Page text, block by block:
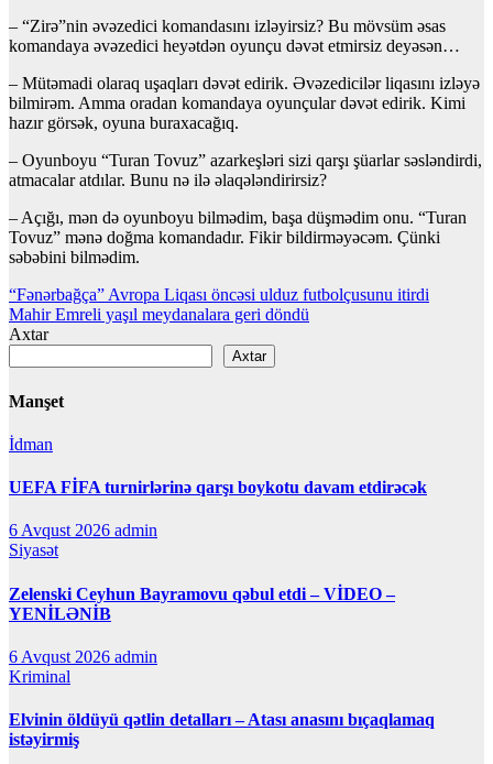
– “Zirə”nin əvəzedici komandasını izləyirsiz? Bu mövsüm əsas
komandaya əvəzedici heyətdən oyunçu dəvət etmirsiz deyəsən…
– Mütəmadi olaraq uşaqları dəvət edirik. Əvəzedicilər liqasını izləyə
bilmirəm. Amma oradan komandaya oyunçular dəvət edirik. Kimi
hazır görsək, oyuna buraxacağıq.
– Oyunboyu “Turan Tovuz” azarkeşləri sizi qarşı şüarlar səsləndirdi,
atmacalar atdılar. Bunu nə ilə əlaqələndirirsiz?
– Açığı, mən də oyunboyu bilmədim, başa düşmədim onu. “Turan
Tovuz” mənə doğma komandadır. Fikir bildirməyəcəm. Çünki
səbəbini bilmədim.
Yazı
naviqasiyası
“Fənərbağça” Avropa Liqası öncəsi ulduz futbolçusunu itirdi
Mahir Emreli yaşıl meydanalara geri döndü
Axtar
Axtar
Manşet
İdman
UEFA FİFA turnirlərinə qarşı boykotu davam etdirəcək
6 Avqust 2026 admin
Siyasət
Zelenski Ceyhun Bayramovu qəbul etdi – VİDEO –
YENİLƏNİB
6 Avqust 2026 admin
Kriminal
Elvinin öldüyü qətlin detalları – Atası anasını bıçaqlamaq
istəyirmiş